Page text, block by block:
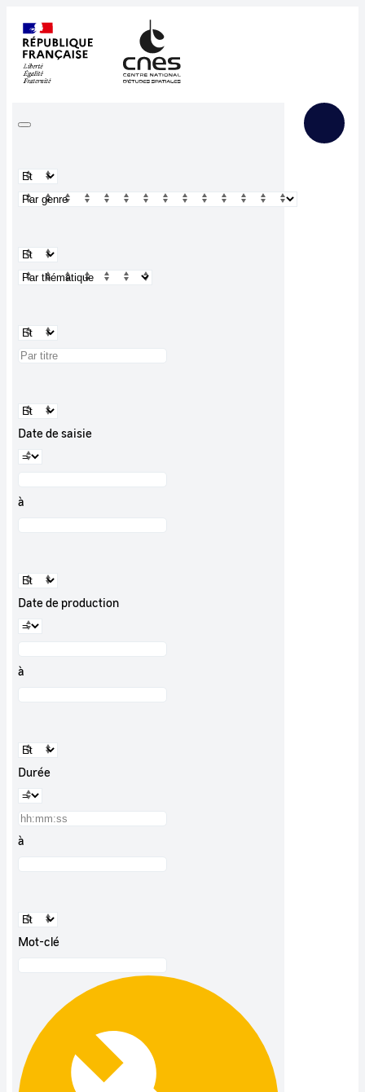
Date de saisie
à
Date de production
à
Durée
à
Mot-clé